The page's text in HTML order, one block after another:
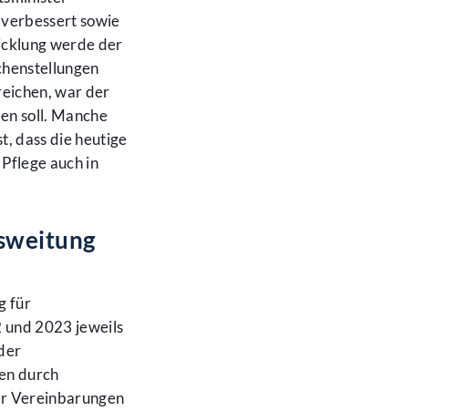
sowie
werde der
war der
soll. Manche
dass die heutige
auch in
für
2023 jeweils
durch
Vereinbarungen